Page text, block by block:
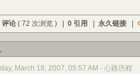
评论 ( 72 次浏览 ) | 0 引用 永久链接
March 18, 2007, 05:57 AM - 心路历程